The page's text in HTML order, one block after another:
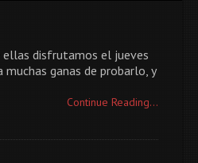
ellas disfrutamos el jueves
ganas de probarlo, y
Continue Reading...